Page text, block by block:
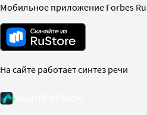
Мобильное приложение Forbes
На сайте работает синтез речи